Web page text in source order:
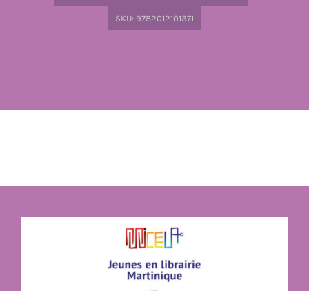
SKU: 9782012101371